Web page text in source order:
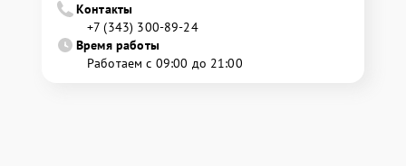
Контакты
+7 (343) 300-89-24
Время работы
Работаем с 09:00 до 21:00